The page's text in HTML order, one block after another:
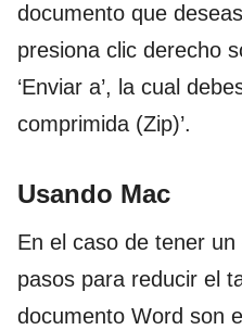
documento que
presiona clic derecho
‘Enviar a’, la cual
comprimida (Zip)’.
Usando Mac
En el caso de tener
pasos para reducir el
documento Word son